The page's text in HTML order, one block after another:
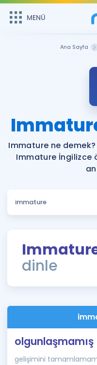
MENÜ
Remzi Hoca ile seni
MENÜ
Faydalı Araçlar
Sözlük
Rehberlik Aracı
ÖSYM Sınav
İngilizce Gramer
Hakkımızda
Ana Sayfa
Immature ne
Immature İngilizce
dinle
olgunlaşmamış
gelişimini